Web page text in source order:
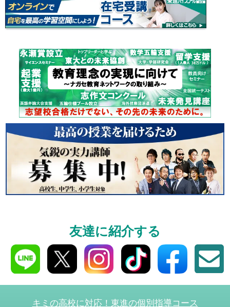
高3生・高2生・高1生対
東進の実力講師陣
個別相談
高3生・高2生・高1生と
受験や高校の成績
ください！
高3生・高2生・高1生対
資料請求・イベン
ら！
友達に紹介する
キミの高校に対応！東進の個別指導コース